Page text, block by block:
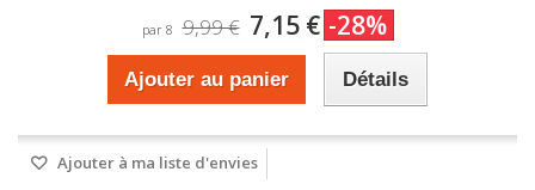
par 8 9,99 € 7,15 € -28%
Ajouter au panier Détails
Ajouter à ma liste d'envies